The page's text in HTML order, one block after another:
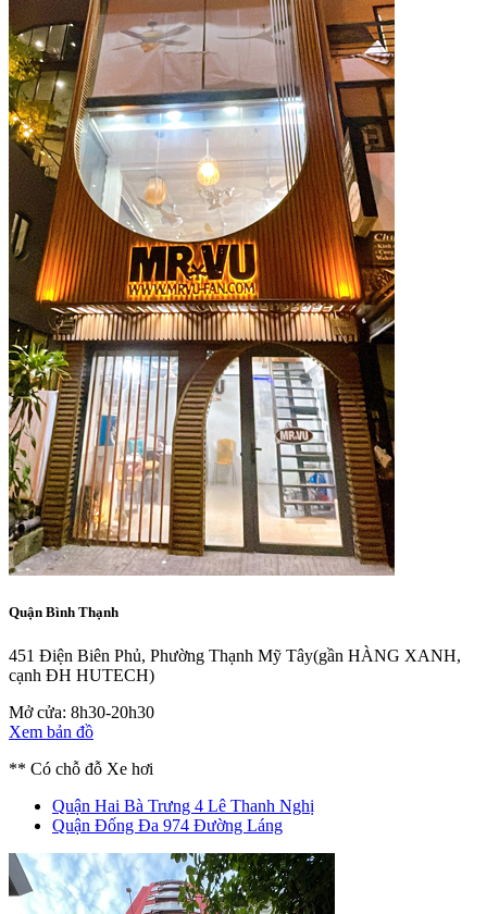
Quận Bình Thạnh
451 Điện Biên Phủ, Phường Thạnh Mỹ Tây(gần HÀNG XANH,
cạnh ĐH HUTECH)
Mở cửa: 8h30-20h30
Xem bản đồ
** Có chỗ đỗ Xe hơi
Quận Hai Bà Trưng 4 Lê Thanh Nghị
Quận Đống Đa 974 Đường Láng